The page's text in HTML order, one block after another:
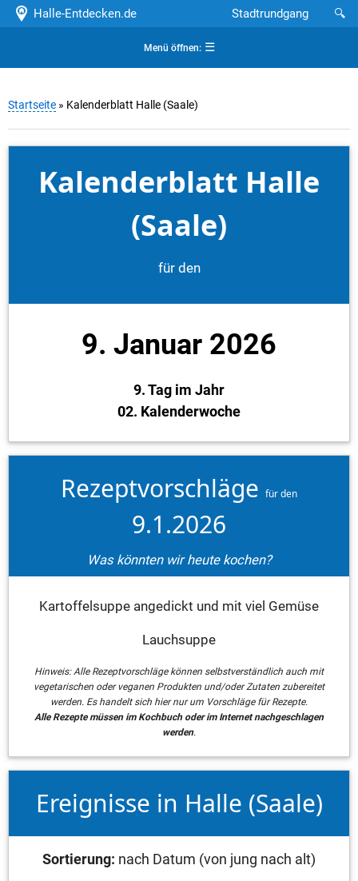
Halle-Entdecken.de 🔍
Stadtrundgang
Menü öffnen:☰
Startseite » Kalenderblatt Halle (Saale)
Kalenderblatt Halle
(Saale)
für den
9. Januar 2026
9. Tag im Jahr
02. Kalenderwoche
Rezeptvorschläge für den
9.1.2026
Was könnten wir heute kochen?
Kartoffelsuppe angedickt und mit viel Gemüse
Lauchsuppe
Hinweis: Alle Rezeptvorschläge können selbstverständlich auch mit
vegetarischen oder veganen Produkten und/oder Zutaten zubereitet
werden. Es handelt sich hier nur um Vorschläge für Rezepte.
Alle Rezepte müssen im Kochbuch oder im Internet nachgeschlagen
werden.
Ereignisse in Halle (Saale)
Sortierung: nach Datum (von jung nach alt)